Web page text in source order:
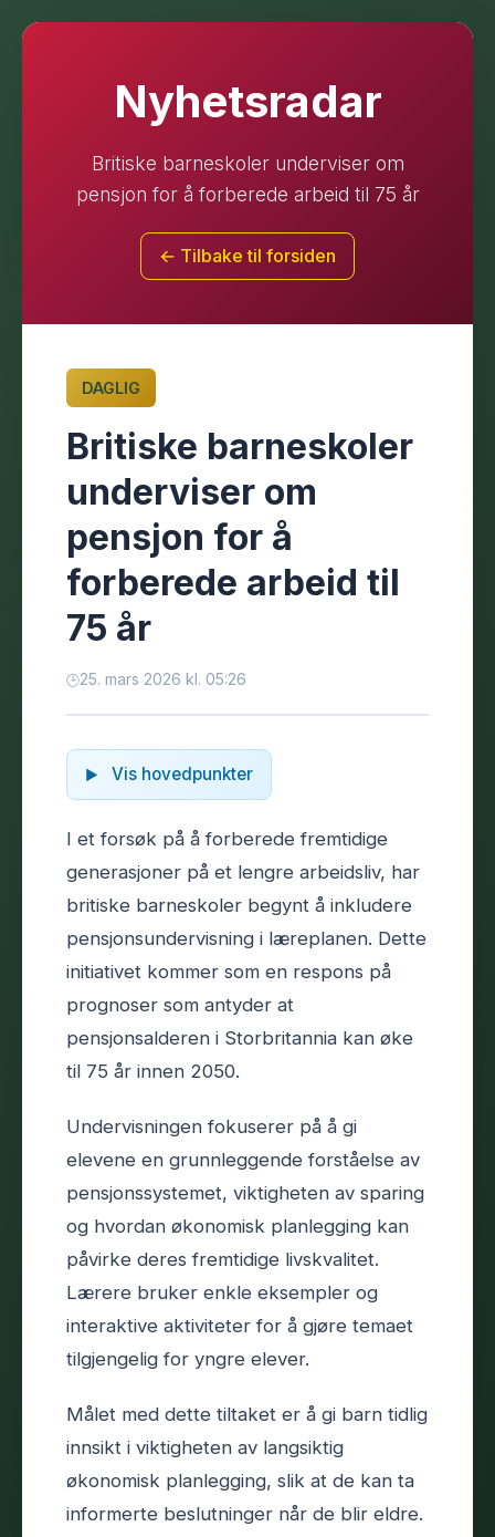
Nyhetsradar
Britiske barneskoler underviser om
pensjon for å forberede arbeid til 75 år
← Tilbake til forsiden
DAGLIG
Britiske barneskoler
underviser om
pensjon for å
forberede arbeid til
75 år
25. mars 2026 kl. 05:26
Vis hovedpunkter
I et forsøk på å forberede fremtidige
generasjoner på et lengre arbeidsliv, har
britiske barneskoler begynt å inkludere
pensjonsundervisning i læreplanen. Dette
initiativet kommer som en respons på
prognoser som antyder at
pensjonsalderen i Storbritannia kan øke
til 75 år innen 2050.
Undervisningen fokuserer på å gi
elevene en grunnleggende forståelse av
pensjonssystemet, viktigheten av sparing
og hvordan økonomisk planlegging kan
påvirke deres fremtidige livskvalitet.
Lærere bruker enkle eksempler og
interaktive aktiviteter for å gjøre temaet
tilgjengelig for yngre elever.
Målet med dette tiltaket er å gi barn tidlig
innsikt i viktigheten av langsiktig
økonomisk planlegging, slik at de kan ta
informerte beslutninger når de blir eldre.